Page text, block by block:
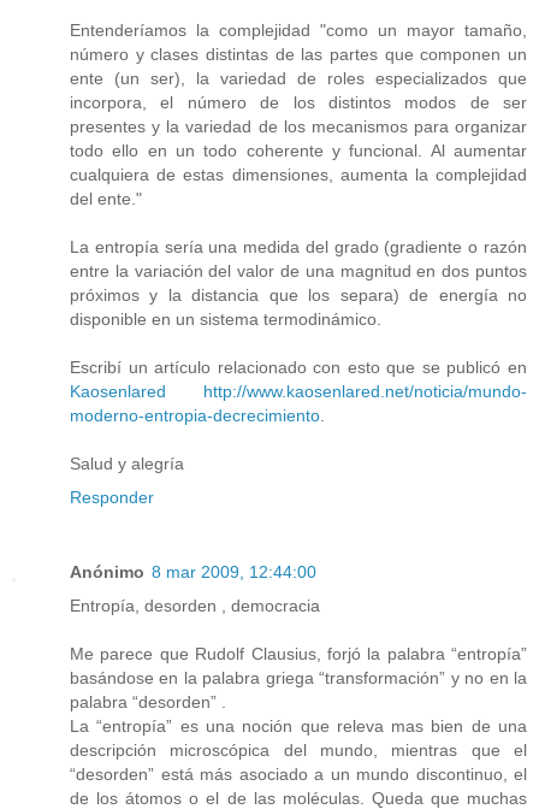
Entenderíamos la complejidad "como un mayor tamaño,
número y clases distintas de las partes que componen un
ente (un ser), la variedad de roles especializados que
incorpora, el número de los distintos modos de ser
presentes y la variedad de los mecanismos para organizar
todo ello en un todo coherente y funcional. Al aumentar
cualquiera de estas dimensiones, aumenta la complejidad
del ente."
La entropía sería una medida del grado (gradiente o razón
entre la variación del valor de una magnitud en dos puntos
próximos y la distancia que los separa) de energía no
disponible en un sistema termodinámico.
Escribí un artículo relacionado con esto que se publicó en
Kaosenlared http://www.kaosenlared.net/noticia/mundo-
moderno-entropia-decrecimiento
Salud y alegría
Responder
Anónimo 8 mar 2009, 12:44:00
Entropía, desorden , democracia
Me parece que Rudolf Clausius, forjó la palabra “entropía”
basándose en la palabra griega “transformación” y no en la
palabra “desorden” .
La “entropía” es una noción que releva mas bien de una
descripción microscópica del mundo, mientras que el
“desorden” está más asociado a un mundo discontinuo, el
de los átomos o el de las moléculas. Queda que muchas